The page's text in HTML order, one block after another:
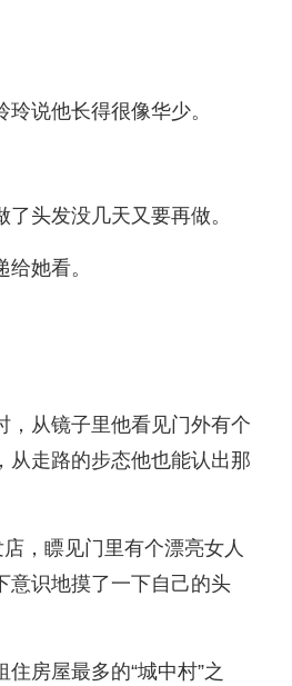
说他长得很像华少。
头发没几天又要再做。
她看。
，从镜子里他看见门外有个
从走路的步态他也能认出那
，瞟见门里有个漂亮女人
意识地摸了一下自己的头
房屋最多的“城中村”之